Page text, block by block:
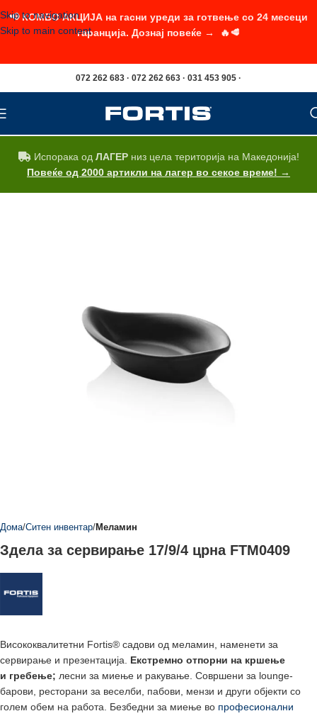
Skip to navigation
Skip to main content
072 262 683 · 072 262 663 · 031 453 905 ·
Испорака од ЛАГЕРниз цела територија на Македонија!
Повеќе од 2000 артикли на лагер во секое време! →
Дома Ситен инвентар Меламин
Здела за сервирање 17/9/4 црна FTM0409
Висококвалитетни Fortis® садови од меламин, наменети за
сервирање и презентација. Екстремно отпорни на кршење
и гребење; лесни за миење и ракување. Совршени за lounge-
барови, ресторани за веселби, пабови, мензи и други објекти со
голем обем на работа. Безбедни за миење во професионални
📢 КОМБО АКЦИЈА на гасни уреди за готвење со 24 месеци
гаранција. Дознај повеќе → 🔥🥩